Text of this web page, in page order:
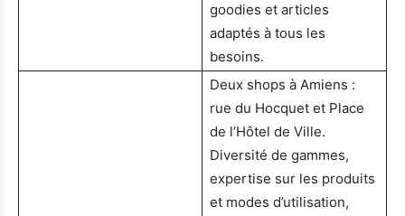
goodies et articles
adaptés à tous les
besoins.
Deux shops à Amiens :
rue du Hocquet et Place
de l’Hôtel de Ville.
Diversité de gammes,
expertise sur les produits
et modes d’utilisation,